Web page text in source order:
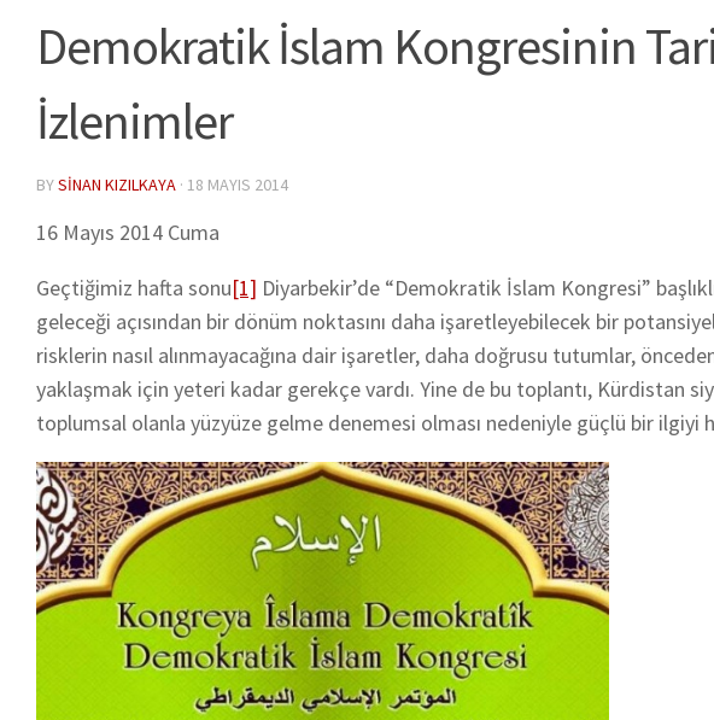
Demokratik İslam Kongresinin
İzlenimler
BYSINAN KIZILKAYA · 18 MAYIS 2014
16 Mayıs 2014 Cuma
Geçtiğimiz hafta sonu[1] Diyarbekir’de “Demokratik İslam Kongresi”
geleceği açısından bir dönüm noktasını daha işaretleyebilecek bir
risklerin nasıl alınmayacağına dair işaretler, daha doğrusu tutumlar,
yaklaşmak için yeteri kadar gerekçe vardı. Yine de bu toplantı, Kürdistan
toplumsal olanla yüzyüze gelme denemesi olması nedeniyle güçlü bir ilgiyi